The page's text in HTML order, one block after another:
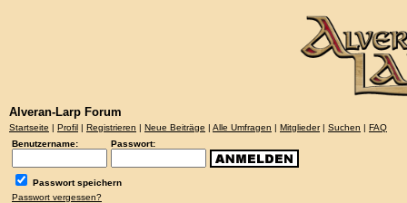
Alveran-Larp Forum
Startseite | Profil | Registrieren | Neue Beiträge | Alle Umfragen | Mitglieder| Suchen | FAQ
Benutzername:
Passwort:
Passwort speichern
Passwort vergessen?